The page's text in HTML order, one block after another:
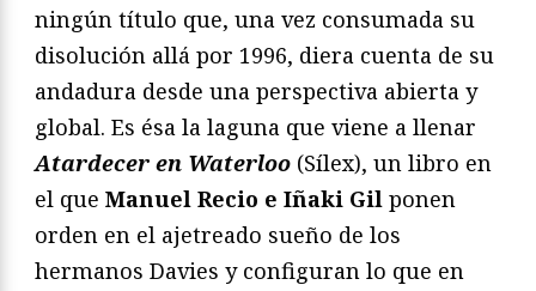
ningún título que, una vez consumada su
disolución allá por 1996, diera cuenta de su
andadura desde una perspectiva abierta y
global. Es ésa la laguna que viene a llenar
Atardecer en Waterloo (Sílex), un libro en
el que Manuel Recio e Iñaki Gil ponen
orden en el ajetreado sueño de los
hermanos Davies y configuran lo que en